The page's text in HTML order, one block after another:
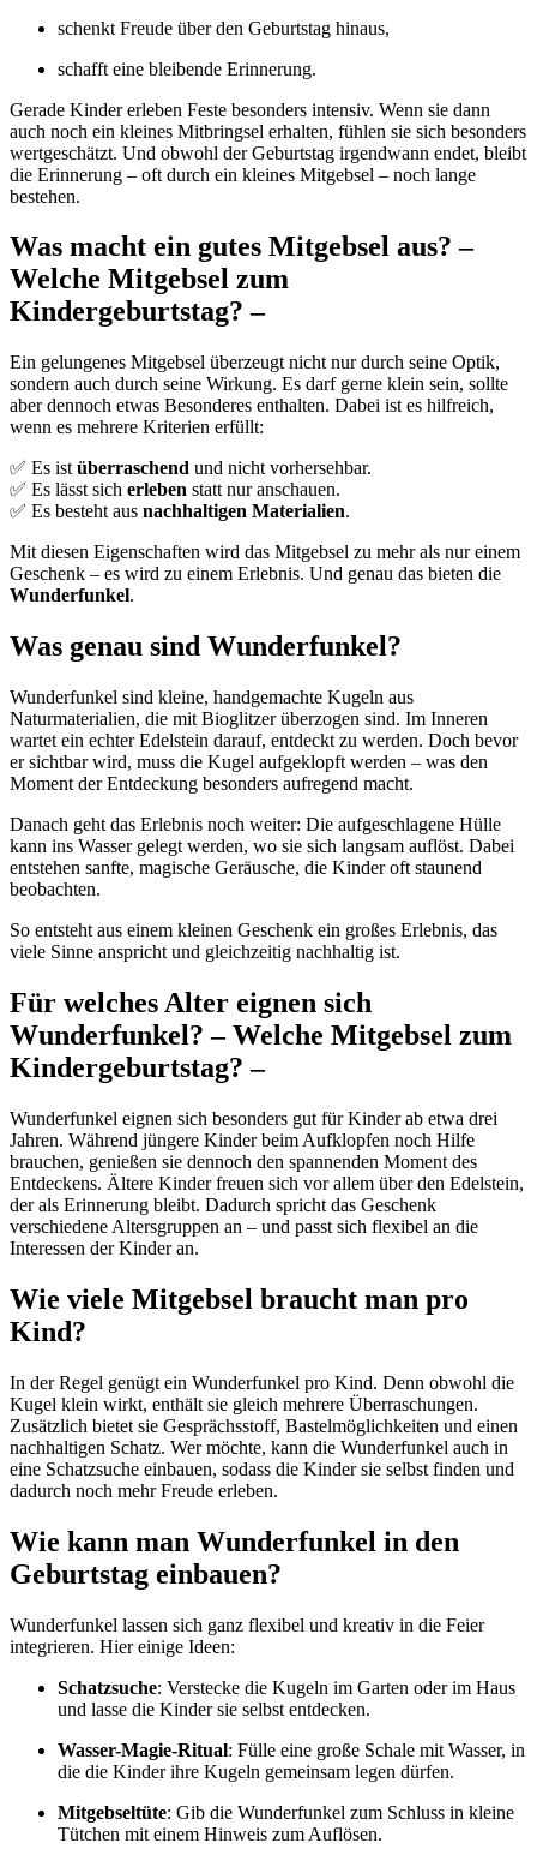
schenkt Freude über den Geburtstag hinaus,
schafft eine bleibende Erinnerung.
Gerade Kinder erleben Feste besonders intensiv. Wenn sie dann
auch noch ein kleines Mitbringsel erhalten, fühlen sie sich besonders
wertgeschätzt. Und obwohl der Geburtstag irgendwann endet, bleibt
die Erinnerung – oft durch ein kleines Mitgebsel – noch lange
bestehen.
Was macht ein gutes Mitgebsel aus? –
Welche Mitgebsel zum
Kindergeburtstag? –
Ein gelungenes Mitgebsel überzeugt nicht nur durch seine Optik,
sondern auch durch seine Wirkung. Es darf gerne klein sein, sollte
aber dennoch etwas Besonderes enthalten. Dabei ist es hilfreich,
wenn es mehrere Kriterien erfüllt:
✅ Es ist überraschend und nicht vorhersehbar.
✅ Es lässt sich erleben statt nur anschauen.
✅ Es besteht aus nachhaltigen Materialien.
Mit diesen Eigenschaften wird das Mitgebsel zu mehr als nur einem
Geschenk – es wird zu einem Erlebnis. Und genau das bieten die
Wunderfunkel.
Was genau sind Wunderfunkel?
Wunderfunkel sind kleine, handgemachte Kugeln aus
Naturmaterialien, die mit Bioglitzer überzogen sind. Im Inneren
wartet ein echter Edelstein darauf, entdeckt zu werden. Doch bevor
er sichtbar wird, muss die Kugel aufgeklopft werden – was den
Moment der Entdeckung besonders aufregend macht.
Danach geht das Erlebnis noch weiter: Die aufgeschlagene Hülle
kann ins Wasser gelegt werden, wo sie sich langsam auflöst. Dabei
entstehen sanfte, magische Geräusche, die Kinder oft staunend
beobachten.
So entsteht aus einem kleinen Geschenk ein großes Erlebnis, das
viele Sinne anspricht und gleichzeitig nachhaltig ist.
Für welches Alter eignen sich
Wunderfunkel? – Welche Mitgebsel zum
Kindergeburtstag? –
Wunderfunkel eignen sich besonders gut für Kinder ab etwa drei
Jahren. Während jüngere Kinder beim Aufklopfen noch Hilfe
brauchen, genießen sie dennoch den spannenden Moment des
Entdeckens. Ältere Kinder freuen sich vor allem über den Edelstein,
der als Erinnerung bleibt. Dadurch spricht das Geschenk
verschiedene Altersgruppen an – und passt sich flexibel an die
Interessen der Kinder an.
Wie viele Mitgebsel braucht man pro
Kind?
In der Regel genügt ein Wunderfunkel pro Kind. Denn obwohl die
Kugel klein wirkt, enthält sie gleich mehrere Überraschungen.
Zusätzlich bietet sie Gesprächsstoff, Bastelmöglichkeiten und einen
nachhaltigen Schatz. Wer möchte, kann die Wunderfunkel auch in
eine Schatzsuche einbauen, sodass die Kinder sie selbst finden und
dadurch noch mehr Freude erleben.
Wie kann man Wunderfunkel in den
Geburtstag einbauen?
Wunderfunkel lassen sich ganz flexibel und kreativ in die Feier
integrieren. Hier einige Ideen:
Schatzsuche: Verstecke die Kugeln im Garten oder im Haus
und lasse die Kinder sie selbst entdecken.
Wasser-Magie-Ritual: Fülle eine große Schale mit Wasser, in
die die Kinder ihre Kugeln gemeinsam legen dürfen.
Mitgebseltüte: Gib die Wunderfunkel zum Schluss in kleine
Tütchen mit einem Hinweis zum Auflösen.